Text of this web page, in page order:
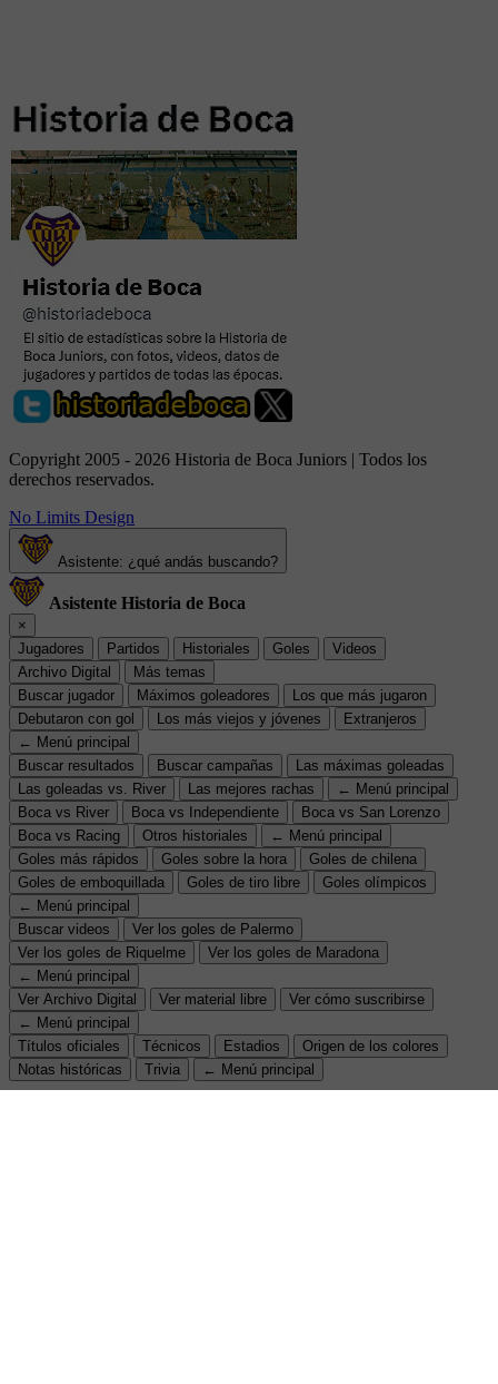
Copyright 2005 - 2026 Historia de Boca Juniors | Todos los
derechos reservados.
No Limits Design
Asistente: ¿qué andás buscando?
Asistente Historia de Boca
×
Jugadores
Partidos Historiales Goles
Videos
Archivo Digital
Más temas
Buscar jugador
Máximos goleadores
Los que más jugaron
Debutaron con gol
Los más viejos y jóvenes
Extranjeros
← Menú principal
Buscar resultados
Buscar campañas
Las máximas goleadas
Las goleadas vs. River
Las mejores rachas
← Menú principal
Boca vs River
Boca vs Independiente
Boca vs San Lorenzo
Boca vs Racing
Otros historiales
← Menú principal
Goles más rápidos
Goles sobre la hora
Goles de chilena
Goles de emboquillada
Goles de tiro libre
Goles olímpicos
← Menú principal
Buscar videos
Ver los goles de Palermo
Ver los goles de Riquelme
Ver los goles de Maradona
← Menú principal
Ver Archivo Digital
Ver material libre
Ver cómo suscribirse
← Menú principal
Títulos oficiales
Técnicos Estadios
Origen de los colores
Notas históricas
Trivia ← Menú principal